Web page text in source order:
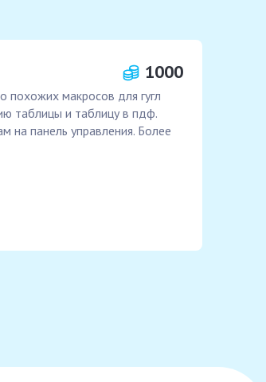
1000
похожих макросов для гугл
таблицы и таблицу в пдф.
на панель управления. Более